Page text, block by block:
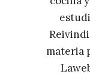
materia